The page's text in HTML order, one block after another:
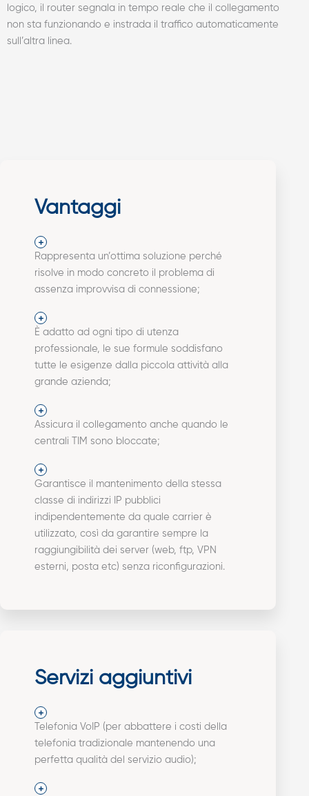
logico, il router segnala in tempo reale che il collegamento
non sta funzionando e instrada il traffico automaticamente
sull’altra linea.
Vantaggi
Rappresenta un’ottima soluzione perché
risolve in modo concreto il problema di
assenza improvvisa di connessione;
È adatto ad ogni tipo di utenza
professionale, le sue formule soddisfano
tutte le esigenze dalla piccola attività alla
grande azienda;
Assicura il collegamento anche quando le
centrali TIM sono bloccate;
Garantisce il mantenimento della stessa
classe di indirizzi IP pubblici
indipendentemente da quale carrier è
utilizzato, così da garantire sempre la
raggiungibilità dei server (web, ftp, VPN
esterni, posta etc) senza riconfigurazioni.
Servizi aggiuntivi
Telefonia VoIP (per abbattere i costi della
telefonia tradizionale mantenendo una
perfetta qualità del servizio audio);